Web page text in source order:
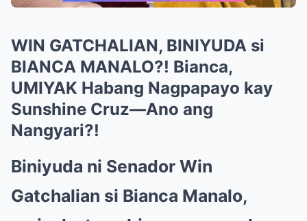
WIN GATCHALIAN, BINIYUDA si
BIANCA MANALO?! Bianca,
UMIYAK Habang Nagpapayo kay
Sunshine Cruz—Ano ang
Nangyari?!
Biniyuda ni Senador Win
Gatchalian si Bianca Manalo,